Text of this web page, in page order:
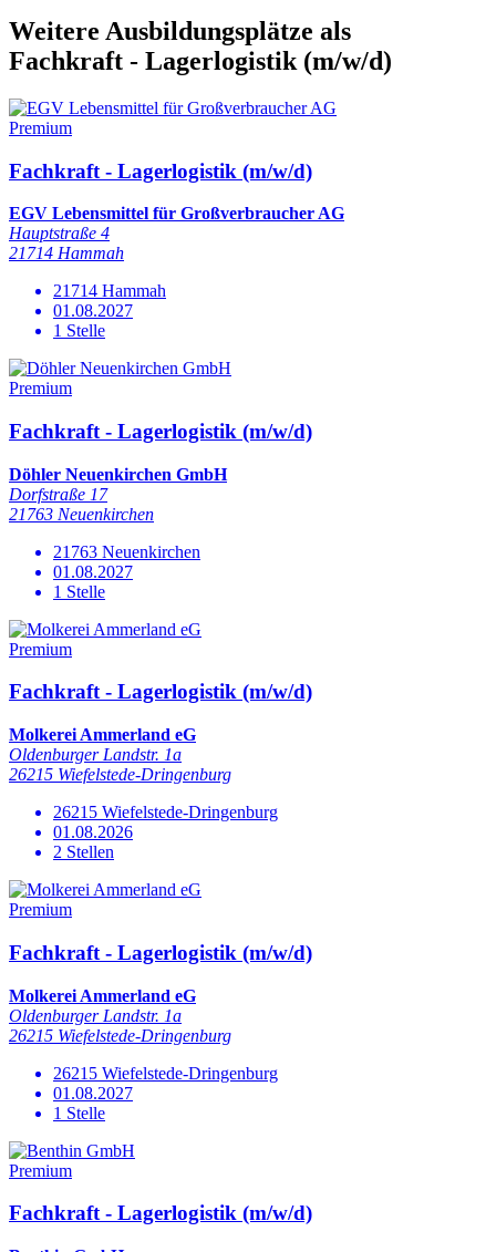
Weitere Ausbildungsplätze als
Fachkraft - Lagerlogistik (m/w/d)
Premium
Fachkraft - Lagerlogistik (m/w/d)
EGV Lebensmittel für Großverbraucher AG
Hauptstraße 4
21714 Hammah
21714 Hammah
01.08.2027
1 Stelle
Premium
Fachkraft - Lagerlogistik (m/w/d)
Döhler Neuenkirchen GmbH
Dorfstraße 17
21763 Neuenkirchen
21763 Neuenkirchen
01.08.2027
1 Stelle
Premium
Fachkraft - Lagerlogistik (m/w/d)
Molkerei Ammerland eG
Oldenburger Landstr. 1a
26215 Wiefelstede-Dringenburg
26215 Wiefelstede-Dringenburg
01.08.2026
2 Stellen
Premium
Fachkraft - Lagerlogistik (m/w/d)
Molkerei Ammerland eG
Oldenburger Landstr. 1a
26215 Wiefelstede-Dringenburg
26215 Wiefelstede-Dringenburg
01.08.2027
1 Stelle
Premium
Fachkraft - Lagerlogistik (m/w/d)